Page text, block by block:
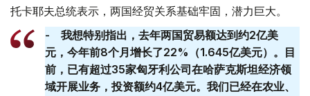
托卡耶夫总统表示，两国经贸关系基础牢固，潜力巨大。
- 我想特别指出，去年两国贸易额达到约2亿美
元，今年前8个月增长了22%（1.645亿美元）。目
前，已有超过35家匈牙利公司在哈萨克斯坦经济领
域开展业务，投资额约4亿美元。我们已经在农业、